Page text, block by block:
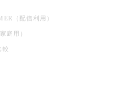
（配信利用）
庭用）
較